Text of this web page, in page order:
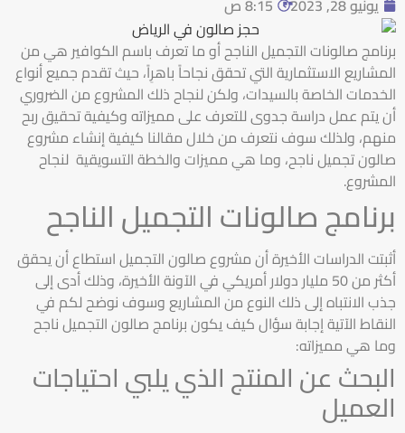
برنامج صالونات التجميل الناجح أو ما تعرف باسم الكوافير هي من
المشاريع الاستثمارية التي تحقق نجاحاً باهرِاً، حيث تقدم جميع أنواع
الخدمات الخاصة بالسيدات، ولكن لنجاح ذلك المشروع من الضروري
أن يتم عمل دراسة جدوى للتعرف على مميزاته وكيفية تحقيق ربح
منهم، ولذلك سوف نتعرف من خلال مقالنا كيفية إنشاء مشروع
صالون تجميل ناجح، وما هي مميزات والخطة التسويقية لنجاح
المشروع.
برنامج صالونات التجميل الناجح
أثبتت الدراسات الأخيرة أن مشروع صالون التجميل استطاع أن يحقق
أكثر من 50 مليار دولار أمريكي في الآونة الأخيرة، وذلك أدى إلى
جذب الانتباه إلى ذلك النوع من المشاريع وسوف نوضح لكم في
النقاط الآتية إجابة سؤال كيف يكون برنامج صالون التجميل ناجح
وما هي مميزاته:
البحث عن المنتج الذي يلبي احتياجات
العميل